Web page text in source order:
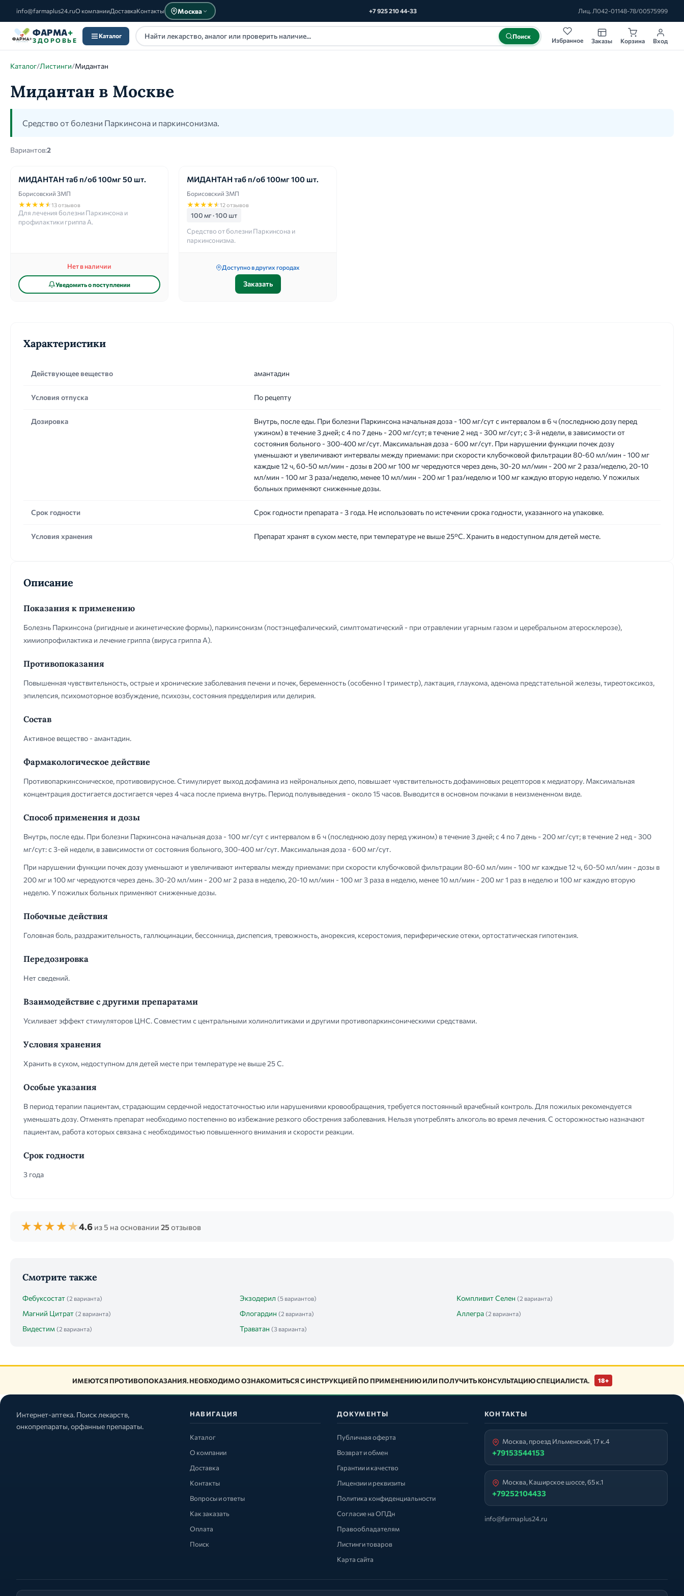
info@farmaplus24.ruО компанииДоставкаКонтакты Москва +7 925 210 44-33 Лиц. Л042-01148-78/00575999
ФАРМА+
ЗДОРОВЬЕ
Каталог Поиск
Избранное Заказы Корзина Вход
Каталог/Листинги/Мидантан
Мидантан в Москве
Средство от болезни Паркинсона и паркинсонизма.
Вариантов:2
МИДАНТАН таб п/об 100мг 50 шт.
Борисовский ЗМП
★★★★★13 отзывов
Для лечения болезни Паркинсона и
профилактики гриппа А.
Нет в наличии
Уведомить о поступлении
МИДАНТАН таб п/об 100мг 100 шт.
Борисовский ЗМП
★★★★★12 отзывов
100 мг · 100 шт
Средство от болезни Паркинсона и
паркинсонизма.
Доступно в других городах
Заказать
Характеристики
Действующее вещество амантадин
Условия отпуска По рецепту
Дозировка
Внутрь, после еды. При болезни Паркинсона начальная доза - 100 мг/сут с интервалом в 6 ч (последнюю дозу перед
ужином) в течение 3 дней; с 4 по 7 день - 200 мг/сут; в течение 2 нед - 300 мг/сут; с 3-й недели, в зависимости от
состояния больного - 300-400 мг/сут. Максимальная доза - 600 мг/сут. При нарушении функции почек дозу
уменьшают и увеличивают интервалы между приемами: при скорости клубочковой фильтрации 80-60 мл/мин - 100 мг
каждые 12 ч, 60-50 мл/мин - дозы в 200 мг 100 мг чередуются через день, 30-20 мл/мин - 200 мг 2 раза/неделю, 20-10
мл/мин - 100 мг 3 раза/неделю, менее 10 мл/мин - 200 мг 1 раз/неделю и 100 мг каждую вторую неделю. У пожилых
больных применяют сниженные дозы.
Срок годности Срок годности препарата - 3 года. Не использовать по истечении срока годности, указанного на упаковке.
Условия хранения Препарат хранят в сухом месте, при температуре не выше 25°С. Хранить в недоступном для детей месте.
Описание
Показания к применению
Болезнь Паркинсона (ригидные и акинетические формы), паркинсонизм (постэнцефалический, симптоматический - при отравлении угарным газом и церебральном атеросклерозе),
химиопрофилактика и лечение гриппа (вируса гриппа А).
Противопоказания
Повышенная чувствительность, острые и хронические заболевания печени и почек, беременность (особенно I триместр), лактация, глаукома, аденома предстательной железы, тиреотоксикоз,
эпилепсия, психомоторное возбуждение, психозы, состояния предделирия или делирия.
Состав
Активное вещество - амантадин.
Фармакологическое действие
Противопаркинсоническое, противовирусное. Стимулирует выход дофамина из нейрональных депо, повышает чувствительность дофаминовых рецепторов к медиатору. Максимальная
концентрация достигается достигается через 4 часа после приема внутрь. Период полувыведения - около 15 часов. Выводится в основном почками в неизмененном виде.
Способ применения и дозы
Внутрь, после еды. При болезни Паркинсона начальная доза - 100 мг/сут с интервалом в 6 ч (последнюю дозу перед ужином) в течение 3 дней; с 4 по 7 день - 200 мг/сут; в течение 2 нед - 300
мг/сут: с 3-ей недели, в зависимости от состояния больного, 300-400 мг/сут. Максимальная доза - 600 мг/сут.
При нарушении функции почек дозу уменьшают и увеличивают интервалы между приемами: при скорости клубочковой фильтрации 80-60 мл/мин - 100 мг каждые 12 ч, 60-50 мл/мин - дозы в
200 мг и 100 мг чередуются через день. 30-20 мл/мин - 200 мг 2 раза в неделю, 20-10 мл/мин - 100 мг 3 раза в неделю, менее 10 мл/мин - 200 мг 1 раз в неделю и 100 мг каждую вторую
неделю. У пожилых больных применяют сниженные дозы.
Побочные действия
Головная боль, раздражительность, галлюцинации, бессонница, диспепсия, тревожность, анорексия, ксеростомия, периферические отеки, ортостатическая гипотензия.
Передозировка
Нет сведений.
Взаимодействие с другими препаратами
Усиливает эффект стимуляторов ЦНС. Совместим с центральными холинолитиками и другими противопаркинсоническими средствами.
Условия хранения
Хранить в сухом, недоступном для детей месте при температуре не выше 25 С.
Особые указания
В период терапии пациентам, страдающим сердечной недостаточностью или нарушениями кровообращения, требуется постоянный врачебный контроль. Для пожилых рекомендуется
уменьшать дозу. Отменять препарат необходимо постепенно во избежание резкого обострения заболевания. Нельзя употреблять алкоголь во время лечения. С осторожностью назначают
пациентам, работа которых связана с необходимостью повышенного внимания и скорости реакции.
Срок годности
3 года
★★★★★4.6 из 5 на основании 25 отзывов
Смотрите также
Фебуксостат (2 варианта) Экзодерил (5 вариантов) Компливит Селен (2 варианта)
Магний Цитрат (2 варианта) Флогардин (2 варианта) Аллегра (2 варианта)
Видестим (2 варианта) Траватан (3 варианта)
ИМЕЮТСЯ ПРОТИВОПОКАЗАНИЯ. НЕОБХОДИМО ОЗНАКОМИТЬСЯ С ИНСТРУКЦИЕЙ ПО ПРИМЕНЕНИЮ ИЛИ ПОЛУЧИТЬ КОНСУЛЬТАЦИЮ СПЕЦИАЛИСТА. 18+
Интернет-аптека. Поиск лекарств,
онкопрепараты, орфанные препараты.
НАВИГАЦИЯ
Каталог
О компании
Доставка
Контакты
Вопросы и ответы
Как заказать
Оплата
Поиск
ДОКУМЕНТЫ
Публичная оферта
Возврат и обмен
Гарантии и качество
Лицензии и реквизиты
Политика конфиденциальности
Согласие на ОПДн
Правообладателям
Листинги товаров
Карта сайта
КОНТАКТЫ
Москва, проезд Ильменский, 17 к.4
+79153544153
Москва, Каширское шоссе, 65 к.1
+79252104433
info@farmaplus24.ru